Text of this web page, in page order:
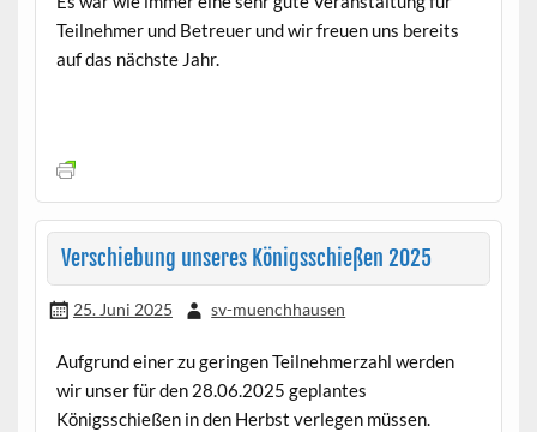
Teilnehmer und Betreuer und wir freuen uns bereits
auf das nächste Jahr.
Verschiebung unseres Königsschießen 2025
25. Juni 2025 sv-muenchhausen
Aufgrund einer zu geringen Teilnehmerzahl werden
wir unser für den 28.06.2025 geplantes
Königsschießen in den Herbst verlegen müssen.